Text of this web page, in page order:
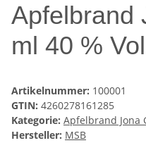
Apfelbrand
ml 40 %
Artikelnummer: 100001
GTIN: 4260278161285
Kategorie: Apfelbrand Jona
Hersteller: MSB